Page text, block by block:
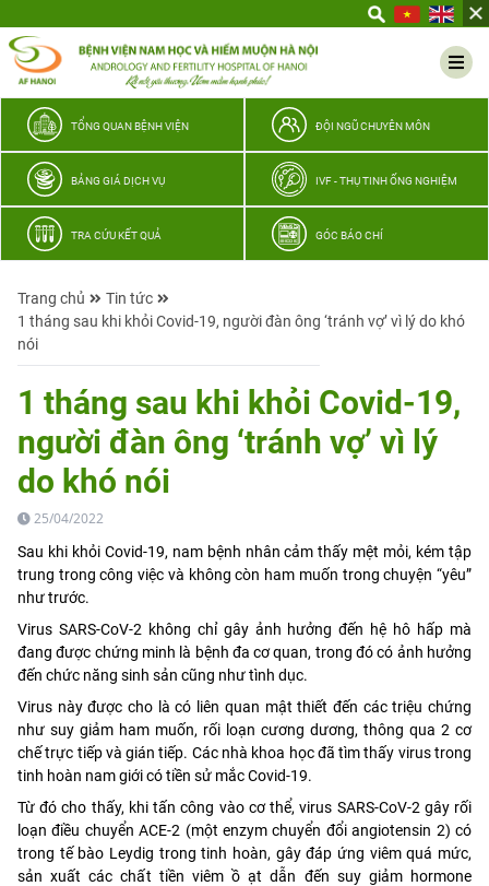
thương
TỔNG QUAN BỆNH VIỆN ĐỘI NGŨ CHUYÊN MÔN
BẢNG GIÁ DỊCH VỤ IVF - THỤ TINH ỐNG NGHIỆM
TRA CỨU KẾT QUẢ GÓC BÁO CHÍ
Trang chủ
Tin tức
1 tháng sau khi khỏi Covid-19, người đàn ông ‘tránh vợ’ vì lý do khó
nói
1 tháng sau khi khỏi Covid-19,
người đàn ông ‘tránh vợ’ vì lý
do khó nói
25/04/2022
Sau khi khỏi Covid-19, nam bệnh nhân cảm thấy mệt mỏi, kém tập
trung trong công việc và không còn ham muốn trong chuyện “yêu”
như trước.
Virus SARS-CoV-2 không chỉ gây ảnh hưởng đến hệ hô hấp mà
đang được chứng minh là bệnh đa cơ quan, trong đó có ảnh hưởng
đến chức năng sinh sản cũng như tình dục.
Virus này được cho là có liên quan mật thiết đến các triệu chứng
như suy giảm ham muốn, rối loạn cương dương, thông qua 2 cơ
chế trực tiếp và gián tiếp. Các nhà khoa học đã tìm thấy virus trong
tinh hoàn nam giới có tiền sử mắc Covid-19.
Từ đó cho thấy, khi tấn công vào cơ thể, virus SARS-CoV-2 gây rối
loạn điều chuyển ACE-2 (một enzym chuyển đổi angiotensin 2) có
trong tế bào Leydig trong tinh hoàn, gây đáp ứng viêm quá mức,
sản xuất các chất tiền viêm ồ ạt dẫn đến suy giảm hormone